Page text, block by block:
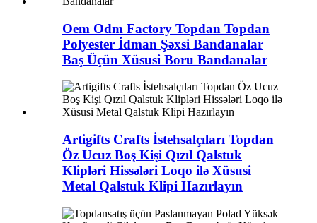
Oem Odm Factory Topdan Topdan
Polyester İdman Şəxsi Bandanalar
Baş Üçün Xüsusi Boru Bandanalar
Artigifts Crafts İstehsalçıları Topdan
Öz Ucuz Boş Kişi Qızıl Qalstuk
Klipləri Hissələri Loqo ilə Xüsusi
Metal Qalstuk Klipi Hazırlayın